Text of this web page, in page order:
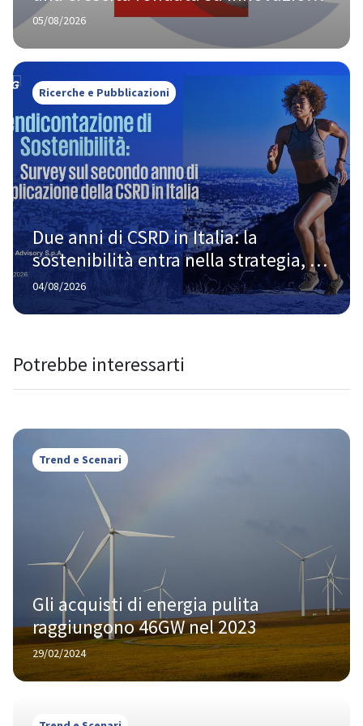
e responsabilità
05/08/2026
Ricerche e Pubblicazioni
Due anni di CSRD in Italia: la
sostenibilità entra nella strategia,
ma la strada verso la piena maturità
è ancora lunga
04/08/2026
Potrebbe interessarti
Trend e Scenari
Gli acquisti di energia pulita
raggiungono 46GW nel 2023
29/02/2024